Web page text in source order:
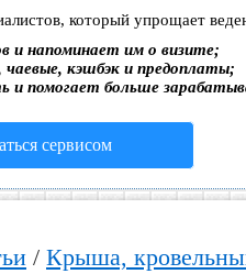
который упрощает
и напоминает им о визите;
чаевые, кэшбэк и предоплаты;
и помогает больше
сервисом
/ Крыша,